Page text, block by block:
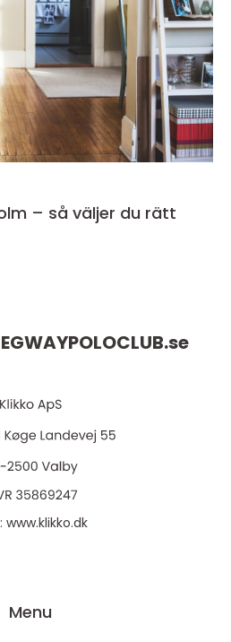
– så väljer du rätt
se
www.klikko.dk
Menu